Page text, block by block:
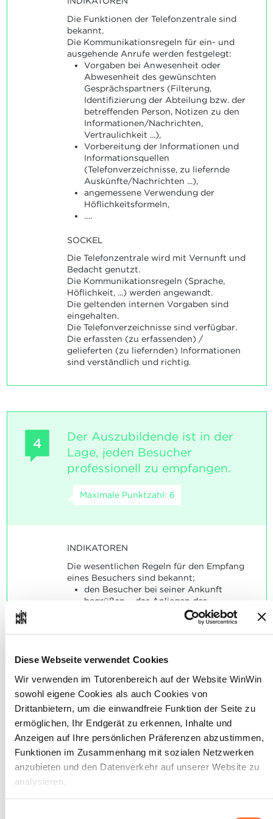
Diese Webseite verwendet Cookies
Wir verwenden im Tutorenbereich auf der Website WinWin
sowohl eigene Cookies als auch Cookies von
Drittanbietern, um die einwandfreie Funktion der Seite zu
ermöglichen, Ihr Endgerät zu erkennen, Inhalte und
Anzeigen auf Ihre persönlichen Präferenzen abzustimmen,
Funktionen im Zusammenhang mit sozialen Netzwerken
anzubieten und den Datenverkehr auf unserer Website zu
analysieren.
Die Funktionen der Telefonzentrale sind
bekannt.
Die Kommunikationsregeln für ein- und
ausgehende Anrufe werden festgelegt:
Vorgaben bei Anwesenheit oder
Abwesenheit des gewünschten
Gesprächspartners (Filterung,
Identifizierung der Abteilung bzw. der
betreffenden Person, Notizen zu den
Informationen/Nachrichten,
Vertraulichkeit ...),
Vorbereitung der Informationen und
Informationsquellen
(Telefonverzeichnisse, zu liefernde
Auskünfte/Nachrichten ...),
angemessene Verwendung der
Höflichkeitsformeln,
….
SOCKEL
Die Telefonzentrale wird mit Vernunft und
Bedacht genutzt.
Die Kommunikationsregeln (Sprache,
Höflichkeit, ...) werden angewandt.
Die geltenden internen Vorgaben sind
eingehalten.
Die Telefonverzeichnisse sind verfügbar.
Die erfassten (zu erfassenden) /
gelieferten (zu liefernden) Informationen
sind verständlich und richtig.
4
Der Auszubildende ist in der
Lage, jeden Besucher
professionell zu empfangen.
Maximale Punktzahl: 6
INDIKATOREN
Die wesentlichen Regeln für den Empfang
eines Besuchers sind bekannt;
den Besucher bei seiner Ankunft
begrüßen, - das Anliegen des
Besuchers richtig deuten,
den Gesprächspartner/die
Kontaktperson ausfindig machen,
ihn um Geduld bitten,
Anweisungen geben oder ihm den
Weg zu seinem Gesprächspartner
beschreiben,
SOCKEL
Der Empfang entspricht den erteilten
Anweisungen und den betriebsinternen